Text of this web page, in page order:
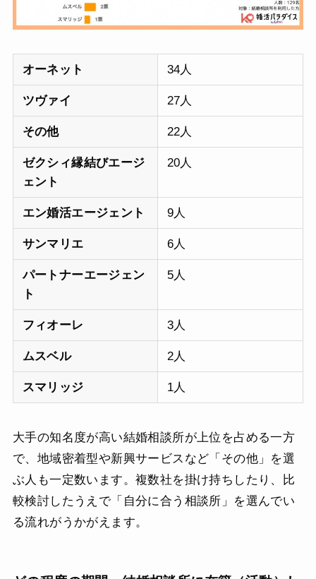
オーネット 34人
ツヴァイ 27人
その他 22人
ゼクシィ縁結びエージ
ェント
20人
エン婚活エージェント 9人
サンマリエ 6人
パートナーエージェン
ト
5人
フィオーレ 3人
ムスベル 2人
スマリッジ 1人
大手の知名度が高い結婚相談所が上位を占める一方
で、地域密着型や新興サービスなど「その他」を選
ぶ人も一定数います。複数社を掛け持ちしたり、比
較検討したうえで「自分に合う相談所」を選んでい
る流れがうかがえます。